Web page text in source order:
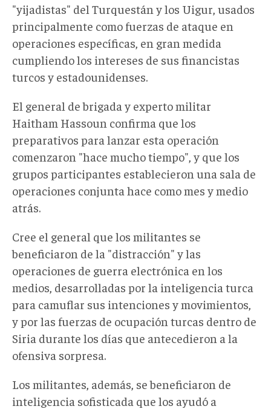
"yijadistas" del Turquestán y los Uigur, usados
principalmente como fuerzas de ataque en
operaciones específicas, en gran medida
cumpliendo los intereses de sus financistas
turcos y estadounidenses.
El general de brigada y experto militar
Haitham Hassoun confirma que los
preparativos para lanzar esta operación
comenzaron "hace mucho tiempo", y que los
grupos participantes establecieron una sala de
operaciones conjunta hace como mes y medio
atrás.
Cree el general que los militantes se
beneficiaron de la "distracción" y las
operaciones de guerra electrónica en los
medios, desarrolladas por la inteligencia turca
para camuflar sus intenciones y movimientos,
y por las fuerzas de ocupación turcas dentro de
Siria durante los días que antecedieron a la
ofensiva sorpresa.
Los militantes, además, se beneficiaron de
inteligencia sofisticada que los ayudó a